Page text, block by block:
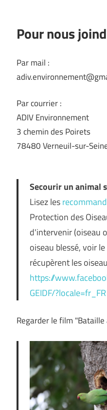
Pour nous
Par mail :
Par courrier :
ADIV Environnement
3 chemin des Poirets
78480 Verneuil-sur-
Secourir un animal
Lisez les
Protection des
d'intervenir (oiseau
oiseau blessé, voir
récupèrent les
https://
GEIDF/?locale=fr_FR
Regarder le film